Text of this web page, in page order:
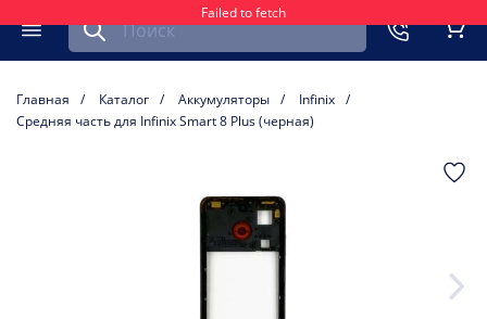
Failed to fetch
Меню
Найти запчасть для мобильного устройства
Главная Каталог Аккумуляторы
Infinix
Средняя часть для Infinix Smart 8 Plus (черная)